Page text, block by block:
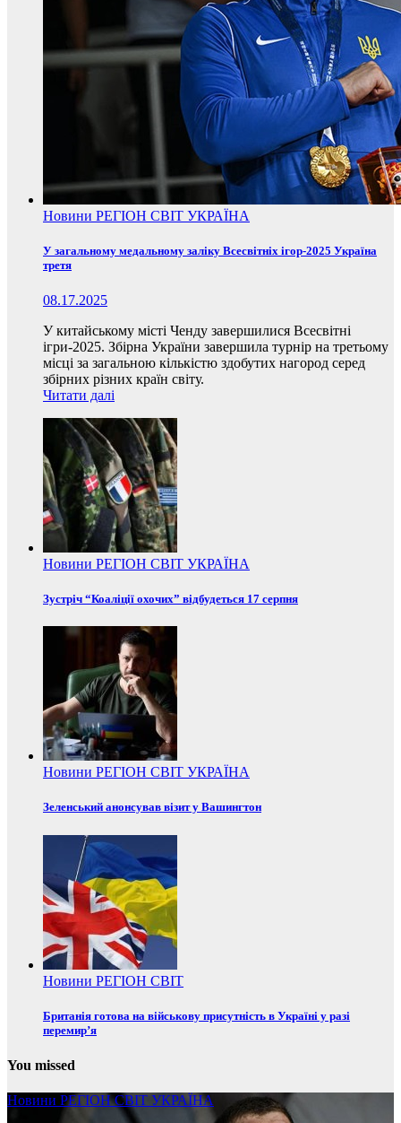
Новини РЕГІОН СВІТ УКРАЇНА
У загальному медальному заліку Всесвітніх ігор-2025 Україна
третя
08.17.2025
У китайському місті Ченду завершилися Всесвітні
ігри-2025. Збірна України завершила турнір на третьому
місці за загальною кількістю здобутих нагород серед
збірних різних країн світу.
Читати далі
Новини РЕГІОН СВІТ УКРАЇНА
Зустріч “Коаліції охочих” відбудеться 17 серпня
Новини РЕГІОН СВІТ УКРАЇНА
Зеленський анонсував візит у Вашингтон
Новини РЕГІОН СВІТ
Британія готова на військову присутність в Україні у разі
перемир’я
You missed
Новини РЕГІОНСВІТ УКРАЇНА